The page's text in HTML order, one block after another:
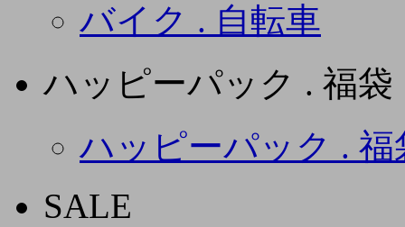
バイク . 自転車
ハッピーパック . 福袋
ハッピーパック . 福
SALE